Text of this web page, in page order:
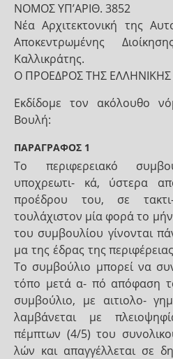
NOMOΣ ΥΠ’ΑΡΙΘ. 3852
Νέα Αρχιτεκτονική της
Αποκεντρωμένης
Καλλικράτης.
Ο ΠΡΟΕΔΡΟΣ ΤΗΣ
Εκδίδομε τον ακόλουθο
Βουλή:
ΠΑΡΑΓΡΑΦΟΣ 1
Το περιφερειακό
υποχρεωτι- κά, ύστερα
προέδρου του, σε
τουλάχιστον μία φορά το
του συμβουλίου γίνονται
μα της έδρας της
Το συμβούλιο μπορεί να
τόπο μετά α- πό απόφαση
συμβούλιο, με αιτιολο-
λαμβάνεται με
πέμπτων (4/5) του
λών και απαγγέλλεται σε